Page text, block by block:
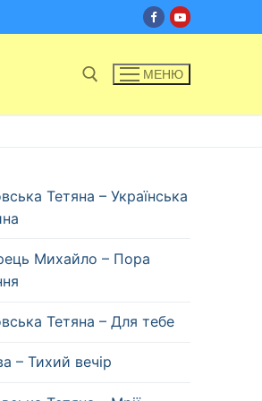
МЕНЮ
Тетяна – Українська
Михайло – Пора
Тетяна – Для тебе
– Тихий вечір